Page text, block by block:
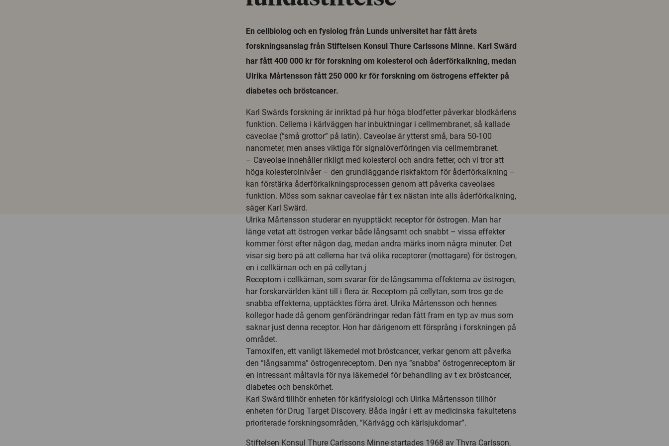
En cellbiolog och en fysiolog från Lunds universitet har fått årets
forskningsanslag från Stiftelsen Konsul Thure Carlssons Minne. Karl Swärd
har fått 400 000 kr för forskning om kolesterol och åderförkalkning, medan
Ulrika Mårtensson fått 250 000 kr för forskning om östrogens effekter på
diabetes och bröstcancer.
Karl Swärds forskning är inriktad på hur höga blodfetter påverkar blodkärlens
funktion. Cellerna i kärlväggen har inbuktningar i cellmembranet, så kallade
caveolae (”små grottor” på latin). Caveolae är ytterst små, bara 50-100
nanometer, men anses viktiga för signalöverföringen via cellmembranet.
– Caveolae innehåller rikligt med kolesterol och andra fetter, och vi tror att
höga kolesterolnivåer – den grundläggande riskfaktorn för åderförkalkning –
kan förstärka åderförkalkningsprocessen genom att påverka caveolaes
funktion. Möss som saknar caveolae får t ex nästan inte alls åderförkalkning,
säger Karl Swärd.
Ulrika Mårtensson studerar en nyupptäckt receptor för östrogen. Man har
länge vetat att östrogen verkar både långsamt och snabbt – vissa effekter
kommer först efter någon dag, medan andra märks inom några minuter. Det
visar sig bero på att cellerna har två olika receptorer (mottagare) för östrogen,
en i cellkärnan och en på cellytan.j
Receptorn i cellkärnan, som svarar för de långsamma effekterna av östrogen,
har forskarvärlden känt till i flera år. Receptorn på cellytan, som tros ge de
snabba effekterna, upptäcktes förra året. Ulrika Mårtensson och hennes
kollegor hade då genom genförändringar redan fått fram en typ av mus som
saknar just denna receptor. Hon har därigenom ett försprång i forskningen på
området.
Tamoxifen, ett vanligt läkemedel mot bröstcancer, verkar genom att påverka
den ”långsamma” östrogenreceptorn. Den nya ”snabba” östrogenreceptorn är
en intressant måltavla för nya läkemedel för behandling av t ex bröstcancer,
diabetes och benskörhet.
Karl Swärd tillhör enheten för kärlfysiologi och Ulrika Mårtensson tillhör
enheten för Drug Target Discovery. Båda ingår i ett av medicinska fakultetens
prioriterade forskningsområden, ”Kärlvägg och kärlsjukdomar”.
Stiftelsen Konsul Thure Carlssons Minne startades 1968 av Thyra Carlsson,